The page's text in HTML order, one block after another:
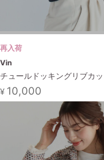
再入荷
Vin
チュールドッキングリブカ
¥10,000